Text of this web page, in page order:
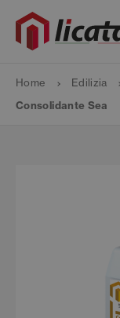
Home Edilizia
Consolidante Sea